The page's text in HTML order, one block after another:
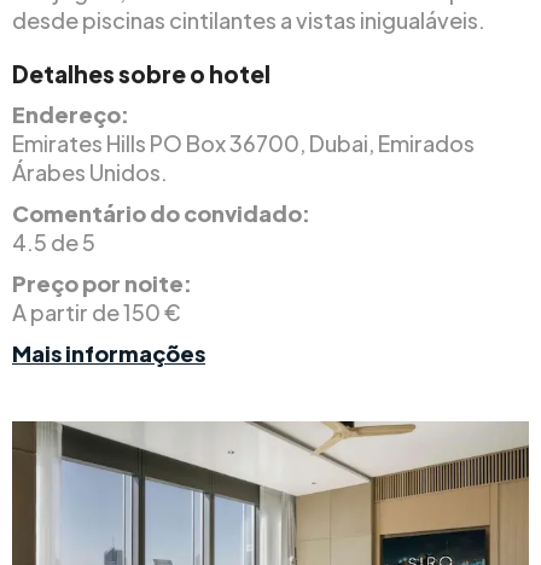
desde piscinas cintilantes a vistas inigualáveis.
Detalhes sobre o hotel
Endereço:
Emirates Hills PO Box 36700, Dubai, Emirados
Árabes Unidos.
Comentário do convidado:
4.5 de 5
Preço por noite:
A partir de 150 €
Mais informações